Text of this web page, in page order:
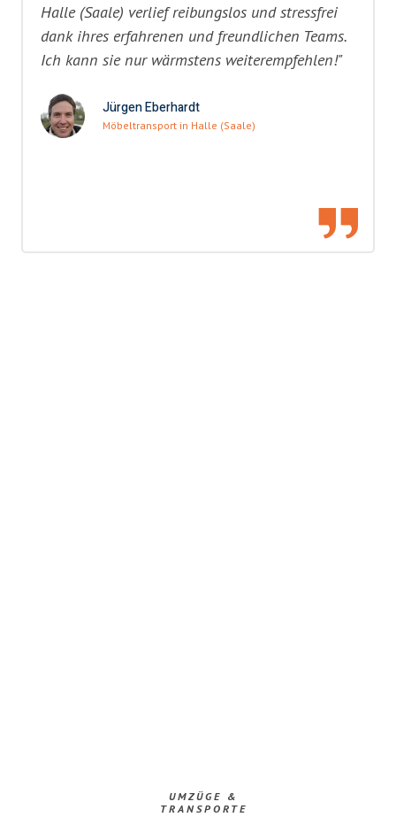
Halle (Saale) verlief reibungslos und stressfrei
dank ihres erfahrenen und freundlichen Teams.
Ich kann sie nur wärmstens weiterempfehlen!"
Jürgen Eberhardt
Möbeltransport in Halle (Saale)
UMZÜGE &
TRANSPORTE